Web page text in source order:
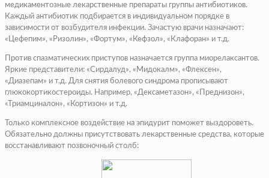
медикаментозные лекарственные препараты группы антибиотиков.
Каждый антибиотик подбирается в индивидуальном порядке в
зависимости от возбудителя инфекции. Зачастую врачи назначают:
«Цефепим», «Ризолин», «Фортум», «Кефзол», «Клафоран» и т.д.
Против спазматических приступов назначается группа миорелаксантов.
Яркие представители: «Сирдалуд», «Мидокалм», «Флексен»,
«Диазепам» и т.д. Для снятия болевого синдрома прописывают
глюкокортикостероиды. Например, «Дексаметазон», «Преднизон»,
«Триамциналон», «Кортизон» и т.д.
Только комплексное воздействие на эпидурит поможет выздороветь.
Обязательно должны присутствовать лекарственные средства, которые
восстанавливают позвоночный столб: